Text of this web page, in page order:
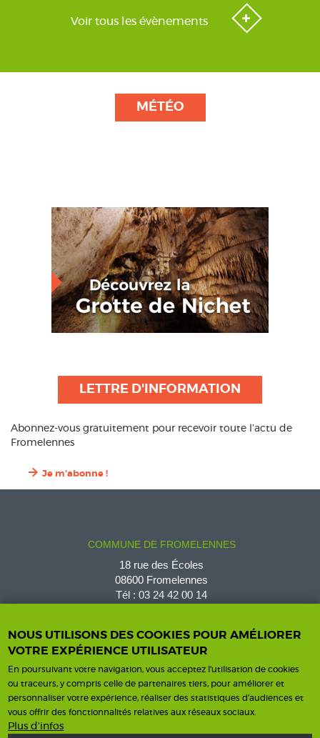
Voir tous les évènements
MÉTÉO
LETTRE D'INFORMATION
Abonnez-vous gratuitement pour recevoir toute l’actu de
Fromelennes
Je m'abonne !
COMMUNE DE FROMELENNES
18 rue des Écoles
08600 Fromelennes
Tél : 03 24 42 00 14
Contact
Horaires
Horaires d'ouverture
NOUS UTILISONS DES COOKIES POUR AMÉLIORER
VOTRE EXPÉRIENCE UTILISATEUR
En poursuivant votre navigation, vous acceptez l'utilisation de cookies
ou traceurs, y compris celle de partenaires tiers, pour améliorer et
personnaliser votre expérience, réaliser des statistiques d’audiences et
vous offrir des fonctionnalités relatives aux réseaux sociaux.
Plus d'infos